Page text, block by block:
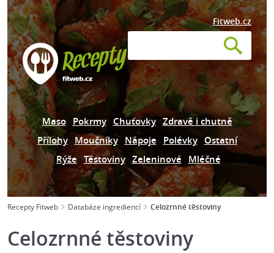
Fitweb.cz
Maso Pokrmy Chuťovky Zdravě i chutně
Přílohy Moučníky Nápoje Polévky Ostatní
Rýže Těstoviny Zeleninové Mléčné
Recepty Fitweb Databáze ingrediencí Celozrnné těstoviny
Celozrnné těstoviny